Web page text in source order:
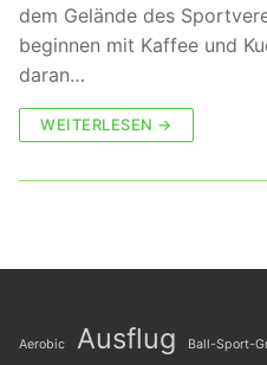
dem Gelände des
beginnen mit Kaffee und
daran…
WEITERLESEN →
Aerobic Ausflug Ball-Sport-